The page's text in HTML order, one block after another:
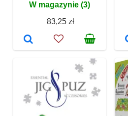
W magazynie (3)
83,25 zł